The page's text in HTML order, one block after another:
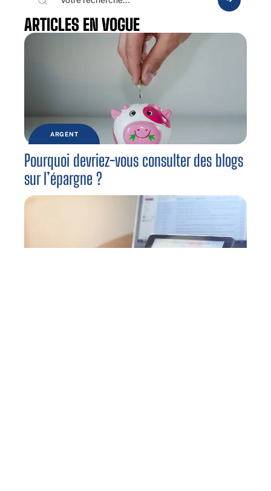
ARTICLES EN VOGUE
ARGENT
Pourquoi devriez-vous consulter des blogs
sur l’épargne ?